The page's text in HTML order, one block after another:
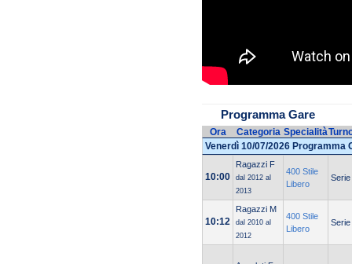
Programma Gare
Ora Categoria Specialità
Venerdì 10/07/2026 Programma
10:00
Ragazzi F
dal 2012 al
2013
400 Stile
Libero
Serie
10:12
Ragazzi M
dal 2010 al
2012
400 Stile
Libero
Serie